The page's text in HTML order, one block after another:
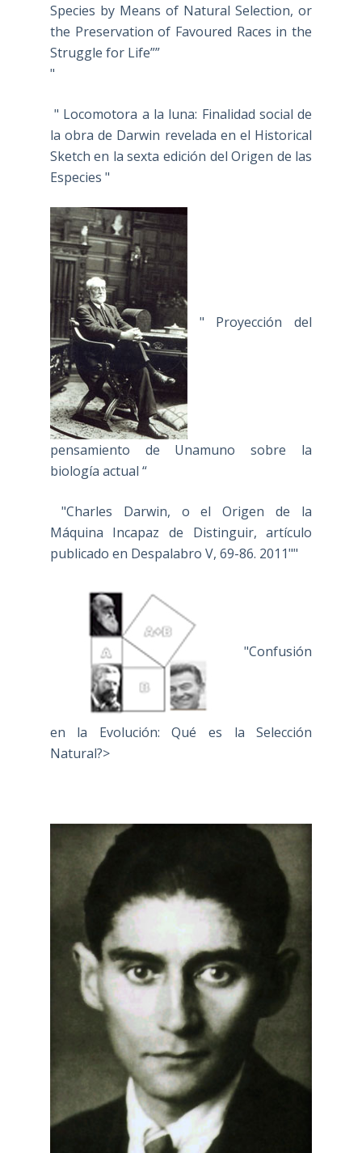
Species by Means of Natural Selection, or
the Preservation of Favoured Races in the
Struggle for Life””
"
" Locomotora a la luna: Finalidad social de
la obra de Darwin revelada en el Historical
Sketch en la sexta edición del Origen de las
Especies "
" Proyección del
pensamiento de Unamuno sobre la
biología actual “
"Charles Darwin, o el Origen de la
Máquina Incapaz de Distinguir, artículo
publicado en Despalabro V, 69-86. 2011""
"Confusión
en la Evolución: Qué es la Selección
Natural?>